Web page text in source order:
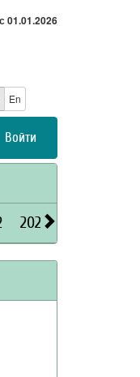
с 01.01.2026
En
Войти
2021